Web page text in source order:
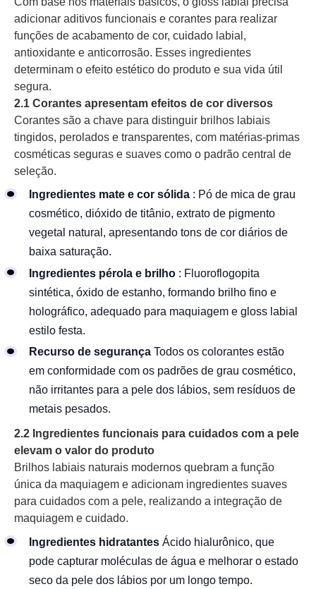
adicionar aditivos funcionais e corantes para realizar
funções de acabamento de cor, cuidado labial,
antioxidante e anticorrosão. Esses ingredientes
determinam o efeito estético do produto e sua vida útil
segura.
2.1 Corantes apresentam efeitos de cor diversos
Corantes são a chave para distinguir brilhos labiais
tingidos, perolados e transparentes, com matérias-primas
cosméticas seguras e suaves como o padrão central de
seleção.
Ingredientes mate e cor sólida : Pó de mica de grau
cosmético, dióxido de titânio, extrato de pigmento
vegetal natural, apresentando tons de cor diários de
baixa saturação.
Ingredientes pérola e brilho : Fluoroflogopita
sintética, óxido de estanho, formando brilho fino e
holográfico, adequado para maquiagem e gloss labial
estilo festa.
Recurso de segurança Todos os colorantes estão
em conformidade com os padrões de grau cosmético,
não irritantes para a pele dos lábios, sem resíduos de
metais pesados.
2.2 Ingredientes funcionais para cuidados com a pele
elevam o valor do produto
Brilhos labiais naturais modernos quebram a função
única da maquiagem e adicionam ingredientes suaves
para cuidados com a pele, realizando a integração de
maquiagem e cuidado.
Ingredientes hidratantes Ácido hialurônico, que
pode capturar moléculas de água e melhorar o estado
seco da pele dos lábios por um longo tempo.